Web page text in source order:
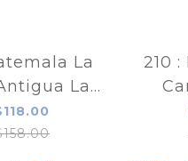
La
La
210
谷卡